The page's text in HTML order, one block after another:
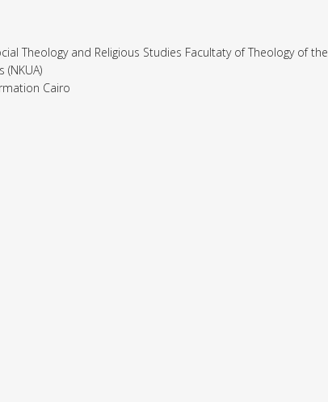
Theology and Religious Studies Facultaty of Theology of the
Cairo